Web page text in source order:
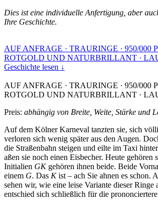
Dies ist eine individuelle Anfertigung, aber
Ihre Geschichte.
AUF ANFRAGE · TRAURINGE · 950/000
ROTGOLD UND NATURBRILLANT ·
Geschichte lesen ↓
AUF ANFRAGE · TRAURINGE · 950/000
ROTGOLD UND NATURBRILLANT ·
Preis: abhängig von Breite, Weite, Stärke und
Auf dem Kölner Karneval tanzten sie, sich
verloren sich wenig später aus den Augen.
die Straßenbahn steigen und eilte im Taxi
aßen sie noch einen Eisbecher. Heute gehören
Initialien GKgehören ihnen beide. Beide
einem G. Das Kist – ach Sie ahnen es schon.
sehen wir, wie eine leise Variante dieser Ringe
entschied sich schließlich für die